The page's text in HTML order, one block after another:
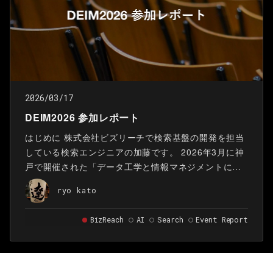
2026/03/17
DEIM2026 参加レポート
はじめに 株式会社ビズリーチで検索基盤の開発を担当
している検索エンジニアの加藤です。 2026年3月に神
戸で開催された「データ工学と情報マネジメントに関
するフォーラム」(以下,DEIM)に、ビズリーチはゴール
ドスポンサーとして参加し、技術報告の登壇とブース
出展を行いました。 DEIMは、データベース、情報検
索、自然言語処理などの分野を横断する学術フォーラ
ムです。 研究者、学生、企業エンジニアが集まり、口
ryo kato
BizReach AI Search Event Report